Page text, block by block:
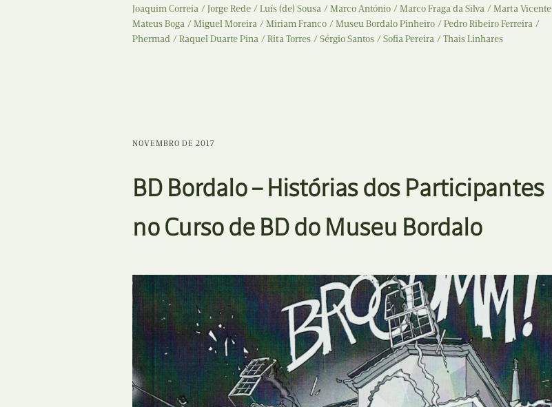
Joaquim Correia
Jorge Rede Luís (de) Sousa Marco António Marco Fraga da Silva
Marta Vicente
Mateus Boga
Miguel Moreira Miriam Franco Museu Bordalo Pinheiro
Pedro Ribeiro Ferreira
Phermad
Raquel Duarte Pina Rita Torres Sérgio Santos Sofia Pereira Thais Linhares
NOVEMBRO DE 2017
BD Bordalo – Histórias dos Participantes
no Curso de BD do Museu Bordalo